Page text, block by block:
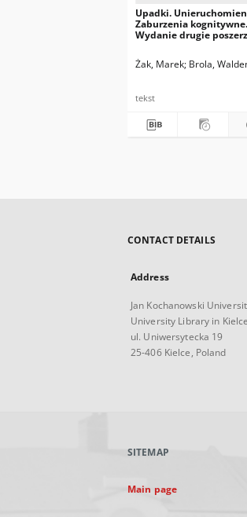
Upadki.
Zaburzenia kognitywne.
Wydanie drugie
Żak, Marek Brola,
tekst
CONTACT DETAILS
Address
Jan Kochanowski
University Library in Kielce
ul. Uniwersytecka 19
25-406 Kielce, Poland
SITEMAP
Main page